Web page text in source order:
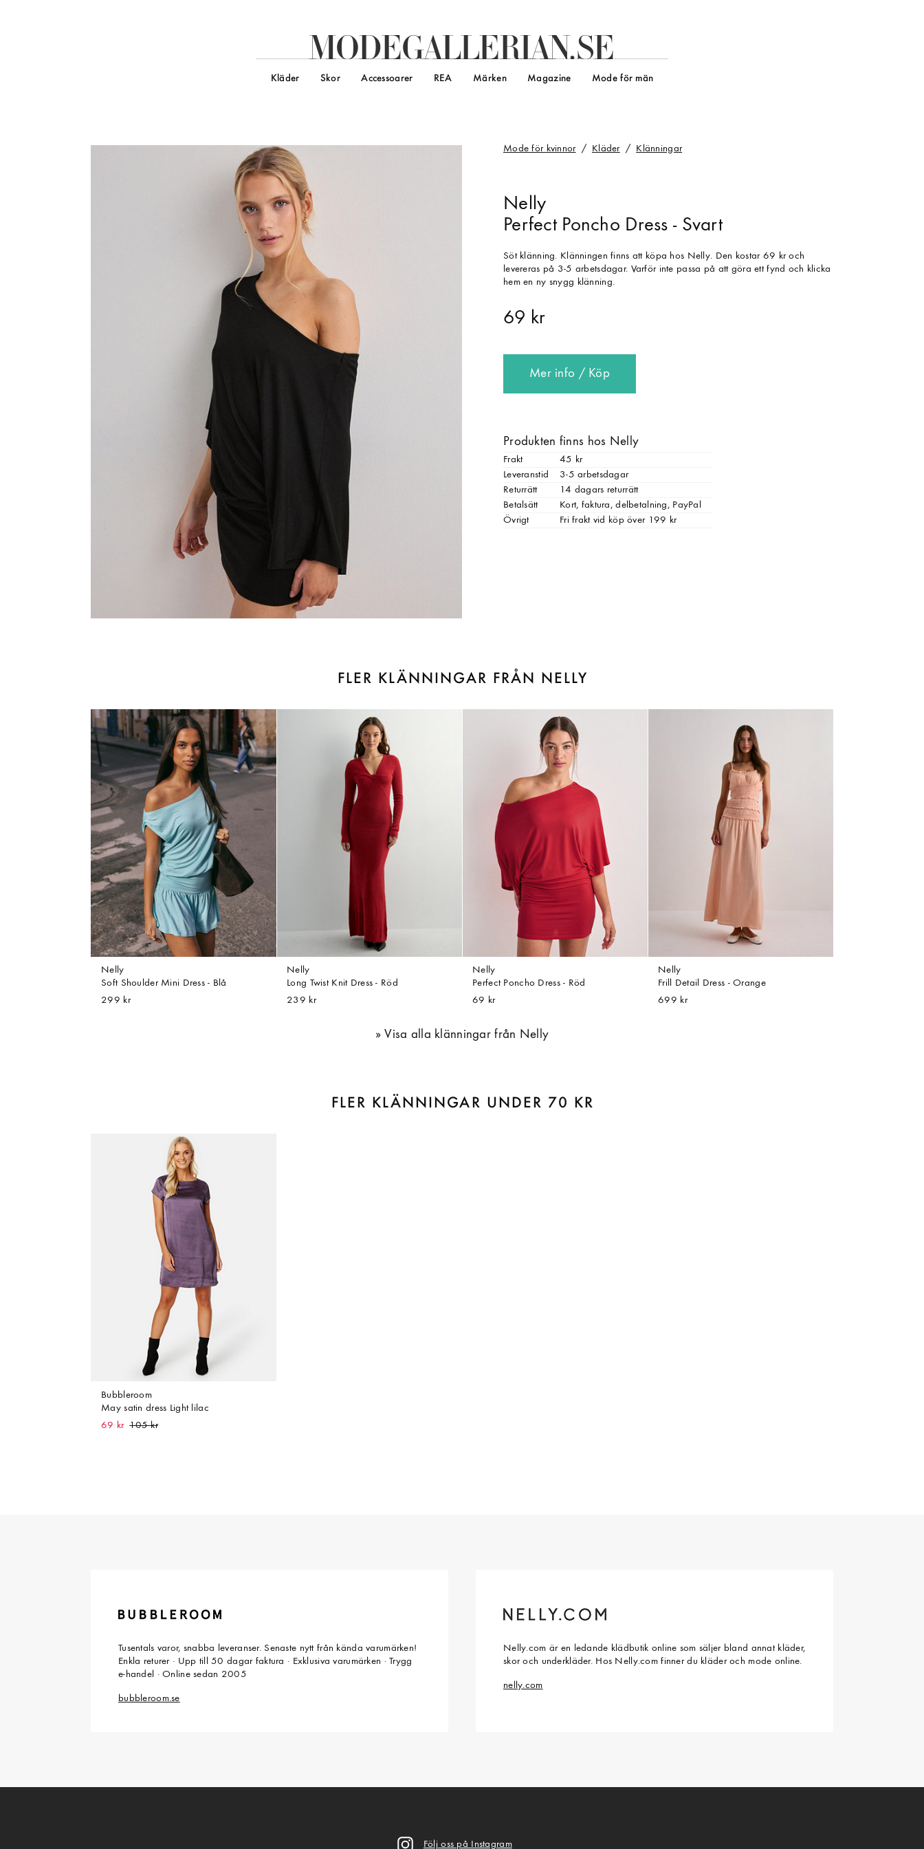
MODEGALLERIAN.SE
Kläder Skor Accessoarer REA Märken Magazine Mode för män
Mode för kvinnor Kläder Klänningar
Nelly
Perfect Poncho Dress - Svart
Söt klänning. Klänningen finns att köpa hos Nelly. Den kostar 69 kr och
levereras på 3-5 arbetsdagar. Varför inte passa på att göra ett fynd och klicka
hem en ny snygg klänning.
69 kr
Mer info / Köp
Produkten finns hos Nelly
Frakt
45 kr
Leveranstid
3-5 arbetsdagar
Returrätt
14 dagars returrätt
Betalsätt
Kort, faktura, delbetalning, PayPal
Övrigt
Fri frakt vid köp över 199 kr
FLER KLÄNNINGAR FRÅN NELLY
Nelly
Soft Shoulder Mini Dress - Blå
299 kr
Nelly
Long Twist Knit Dress - Röd
239 kr
Nelly
Perfect Poncho Dress - Röd
69 kr
Nelly
Frill Detail Dress - Orange
699 kr
Visa alla klänningar från Nelly
FLER KLÄNNINGAR UNDER 70 KR
Bubbleroom
May satin dress Light lilac
69 kr
Tusentals varor, snabba leveranser. Senaste nytt från kända varumärken!
Enkla returer · Upp till 50 dagar faktura · Exklusiva varumärken · Trygg
e-handel · Online sedan 2005
bubbleroom.se
Nelly.com är en ledande klädbutik online som säljer bland annat kläder,
skor och underkläder. Hos Nelly.com finner du kläder och mode online.
nelly.com
Följ oss på Instagram